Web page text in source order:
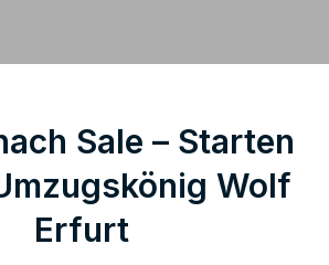
Sale – Starten
Wolf
Erfurt